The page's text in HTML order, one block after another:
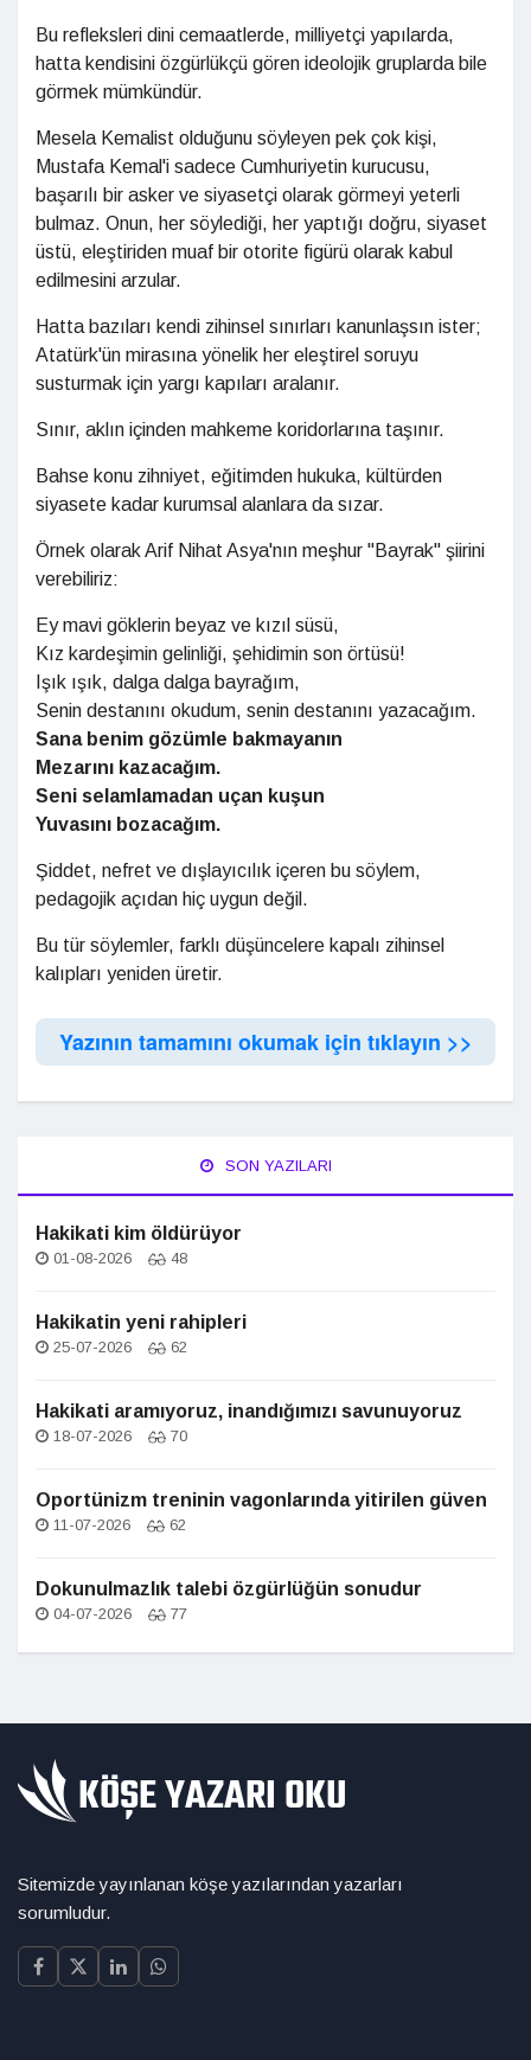
Bu refleksleri dini cemaatlerde, milliyetçi yapılarda,
hatta kendisini özgürlükçü gören ideolojik gruplarda bile
görmek mümkündür.
Mesela Kemalist olduğunu söyleyen pek çok kişi,
Mustafa Kemal'i sadece Cumhuriyetin kurucusu,
başarılı bir asker ve siyasetçi olarak görmeyi yeterli
bulmaz. Onun, her söylediği, her yaptığı doğru, siyaset
üstü, eleştiriden muaf bir otorite figürü olarak kabul
edilmesini arzular.
Hatta bazıları kendi zihinsel sınırları kanunlaşsın ister;
Atatürk'ün mirasına yönelik her eleştirel soruyu
susturmak için yargı kapıları aralanır.
Sınır, aklın içinden mahkeme koridorlarına taşınır.
Bahse konu zihniyet, eğitimden hukuka, kültürden
siyasete kadar kurumsal alanlara da sızar.
Örnek olarak Arif Nihat Asya'nın meşhur "Bayrak" şiirini
verebiliriz:
Ey mavi göklerin beyaz ve kızıl süsü,
Kız kardeşimin gelinliği, şehidimin son örtüsü!
Işık ışık, dalga dalga bayrağım,
Senin destanını okudum, senin destanını yazacağım.
Sana benim gözümle bakmayanın
Mezarını kazacağım.
Seni selamlamadan uçan kuşun
Yuvasını bozacağım.
Şiddet, nefret ve dışlayıcılık içeren bu söylem,
pedagojik açıdan hiç uygun değil.
Bu tür söylemler, farklı düşüncelere kapalı zihinsel
kalıpları yeniden üretir.
Yazının tamamını okumak için tıklayın >>
SON YAZILARI
Hakikati kim öldürüyor
01-08-2026 48
Hakikatin yeni rahipleri
25-07-2026 62
Hakikati aramıyoruz, inandığımızı savunuyoruz
18-07-2026 70
Oportünizm treninin vagonlarında yitirilen güven
11-07-2026 62
Dokunulmazlık talebi özgürlüğün sonudur
04-07-2026 77
Sitemizde yayınlanan köşe yazılarından yazarları
sorumludur.